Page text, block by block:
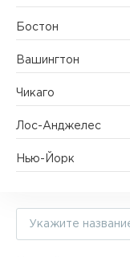
Бостон
Вашингтон
Чикаго
Лос-Анджелес
Нью-Йорк